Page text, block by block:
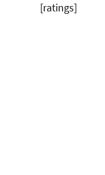
[ratings]